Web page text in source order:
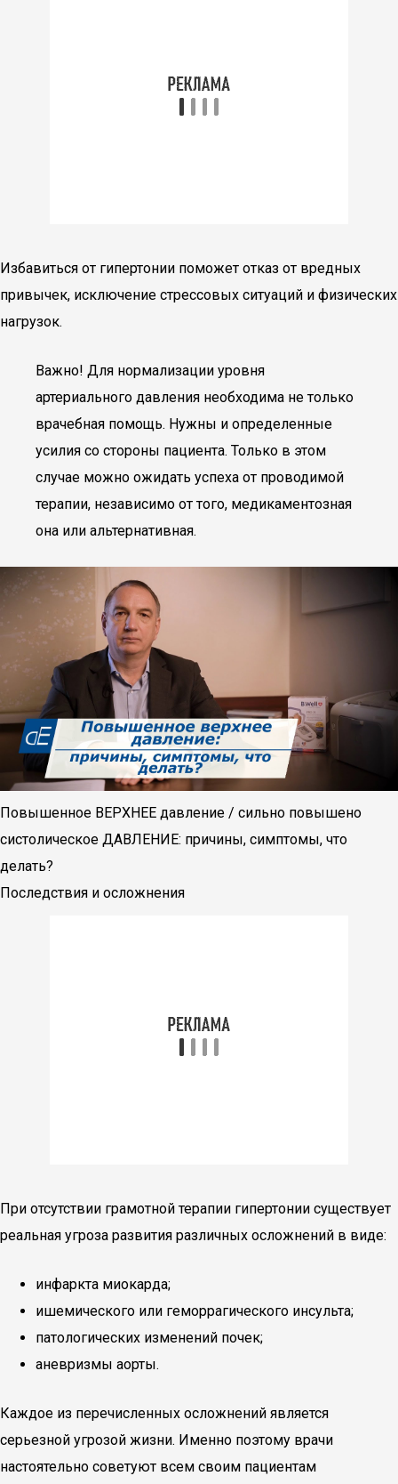
Избавиться от гипертонии поможет отказ от вредных
привычек, исключение стрессовых ситуаций и физических
нагрузок.
Важно! Для нормализации уровня
артериального давления необходима не только
врачебная помощь. Нужны и определенные
усилия со стороны пациента. Только в этом
случае можно ожидать успеха от проводимой
терапии, независимо от того, медикаментозная
она или альтернативная.
Повышенное ВЕРХНЕЕ давление / сильно повышено
систолическое ДАВЛЕНИЕ: причины, симптомы, что
делать?
Последствия и осложнения
При отсутствии грамотной терапии гипертонии существует
реальная угроза развития различных осложнений в виде:
инфаркта миокарда;
ишемического или геморрагического инсульта;
патологических изменений почек;
аневризмы аорты.
Каждое из перечисленных осложнений является
серьезной угрозой жизни. Именно поэтому врачи
настоятельно советуют всем своим пациентам